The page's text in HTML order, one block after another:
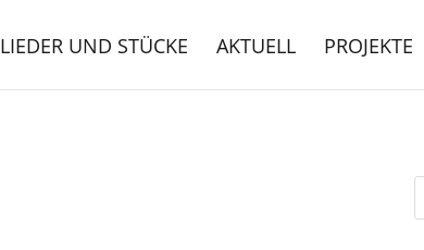
LIEDER UND STÜCKE AKTUELL PROJEKTE